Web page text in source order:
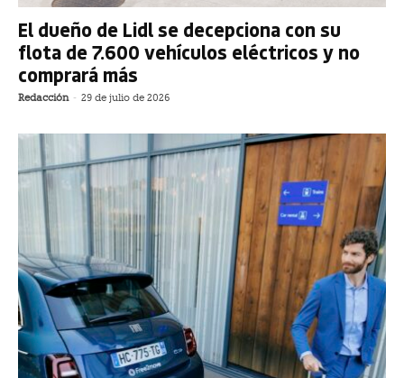
El dueño de Lidl se decepciona con su
flota de 7.600 vehículos eléctricos y no
comprará más
Redacción - 29 de julio de 2026